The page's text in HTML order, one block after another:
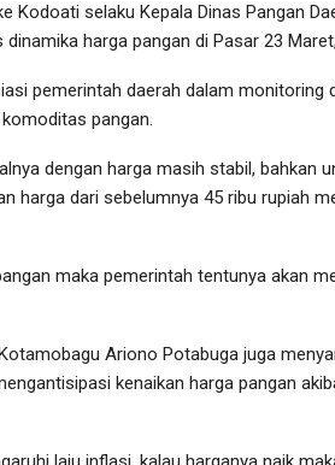
Kodoati selaku Kepala Dinas Pangan
harga pangan di Pasar 23
pemerintah daerah dalam monitoring
pangan.
dengan harga masih stabil, bahkan
harga dari sebelumnya 45 ribu rupiah
maka pemerintah tentunya akan
Ariono Potabuga juga
kenaikan harga pangan